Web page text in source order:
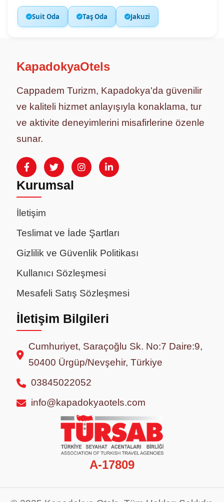
Suit Oda Taş Oda Jakuzi
KapadokyaOtels
Cappadem Turizm, Kapadokya'da güvenilir
ve kaliteli hizmet anlayışıyla konaklama, tur
ve aktivite deneyimlerini misafirlerine özenle
sunar.
Kurumsal
İletişim
Teslimat ve İade Şartları
Gizlilik ve Güvenlik Politikası
Kullanıcı Sözleşmesi
Mesafeli Satış Sözleşmesi
İletişim Bilgileri
Cumhuriyet, Saraçoğlu Sk. No:7 Daire:9,
50400 Ürgüp/Nevşehir, Türkiye
03845022052
info@kapadokyaotels.com
A-17809